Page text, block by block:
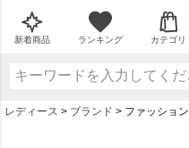
新着商品 ランキング カテゴリ
レディース ブランド ファッション